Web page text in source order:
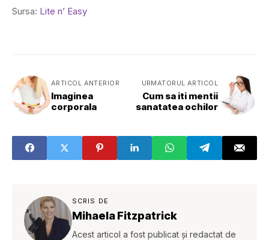
Sursa: Lite n’ Easy
ARTICOL ANTERIOR
Imaginea
corporala
URMATORUL ARTICOL
Cum sa iti mentii
sanatatea ochilor
SCRIS DE
Mihaela Fitzpatrick
Acest articol a fost publicat și redactat de